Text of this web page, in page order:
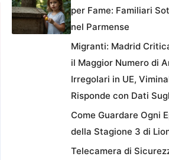
per Fame: Familiari
nel Parmense
Migranti: Madrid
il Maggior Numero di
Irregolari in UE,
Risponde con Dati
Come Guardare Ogni
della Stagione 3 di
Telecamera di